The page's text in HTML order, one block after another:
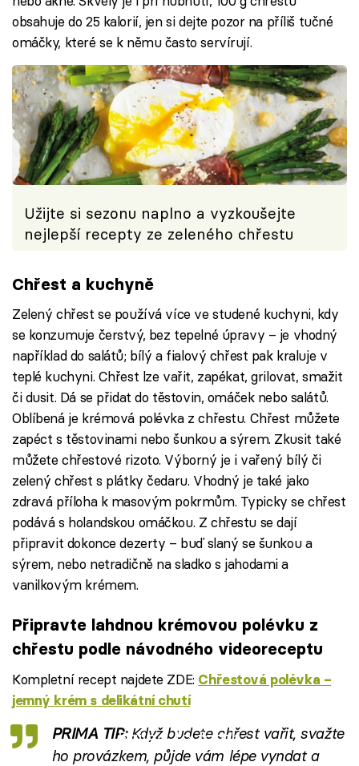
obsahuje do 25 kalorií, jen si dejte pozor na příliš tučné
omáčky, které se k němu často servírují.
Užijte si sezonu naplno a vyzkoušejte
nejlepší recepty ze zeleného chřestu
Chřest a kuchyně
Zelený chřest se používá více ve studené kuchyni, kdy
se konzumuje čerstvý, bez tepelné úpravy – je vhodný
například do salátů; bílý a fialový chřest pak kraluje v
teplé kuchyni. Chřest lze vařit, zapékat, grilovat, smažit
či dusit. Dá se přidat do těstovin, omáček nebo salátů.
Oblíbená je krémová polévka z chřestu. Chřest můžete
zapéct s těstovinami nebo šunkou a sýrem. Zkusit také
můžete chřestové rizoto. Výborný je i vařený bílý či
zelený chřest s plátky čedaru. Vhodný je také jako
zdravá příloha k masovým pokrmům. Typicky se chřest
podává s holandskou omáčkou. Z chřestu se dají
připravit dokonce dezerty – buď slaný se šunkou a
sýrem, nebo netradičně na sladko s jahodami a
vanilkovým krémem.
Připravte lahdnou krémovou polévku z
chřestu podle návodného videoreceptu
Kompletní recept najdete ZDE: Chřestová polévka –
jemný krém s delikátní chutí
Failed to fetch
PRIMA TIP:Když budete chřest vařit, svažte
ho provázkem, půjde vám lépe vyndat a